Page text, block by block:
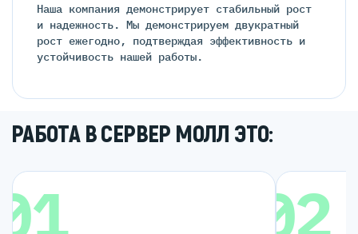
Наша компания демонстрирует стабильный рост
и надежность. Мы демонстрируем двукратный
рост ежегодно, подтверждая эффективность и
устойчивость нашей работы.
РАБОТА В СЕРВЕР МОЛЛ ЭТО:
02